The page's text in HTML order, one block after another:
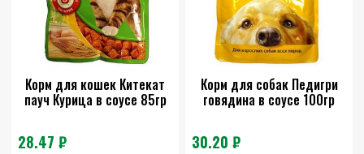
Корм для кошек Китекат
пауч Курица в соусе 85гр
28.47 ₽
Корм для собак Педигри
говядина в соусе 100гр
30.20 ₽